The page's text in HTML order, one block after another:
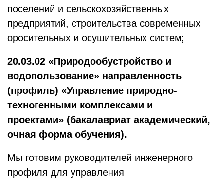
поселений и сельскохозяйственных
предприятий, строительства современных
оросительных и осушительных систем;
20.03.02 «Природообустройство и
водопользование» направленность
(профиль) «Управление природно-
техногенными комплексами и
проектами» (бакалавриат академический,
очная форма обучения).
Мы готовим руководителей инженерного
профиля для управления